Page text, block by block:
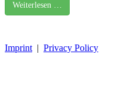
Weiterlesen …
Imprint | Privacy Policy